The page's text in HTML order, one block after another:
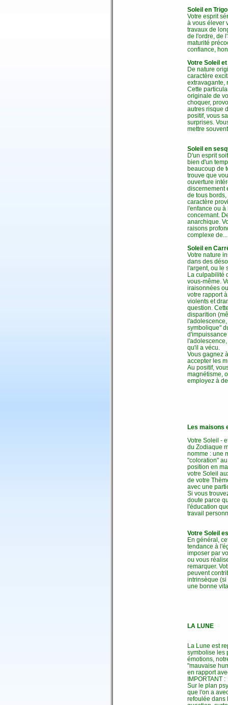
Soleil en
Votre esprit
à vous élever
travaux de
de l'ordre, de
maturité
confiance,
Votre Soleil
De nature
caractère
extravagante,
Cette
originale de
choquer,
autres risque
positif, vous
surprises.
mettre
Soleil en
D'un esprit
bien d'un
beaucoup de
trouve que
ouverture
discernement
de tous
caractère
l'enfance ou à
concernant.
anarchique.
raisons
complexe
Soleil en
Votre nature
dans des
l'argent, ou le
La culpabilité
vous-même.
iraisonnées
votre rapport
violents et
question.
disparition
symbolique"
qu'il a vécu.
Vous gagnez
accepter les
Au positif,
magnétisme,
employez à
Les maisons
Votre Soleil -
du Zodiaque
nomme : une
"coloration"
position en
votre Soleil
de votre
avec une
Si vous
doute parce
l'éducation
travail
Votre Soleil
En général,
tendance à
imposer par
ou vous
remarquer.
peuvent
intrinsèque (si
une bonne
LA LUNE
La Lune est
symbolise les
émotions,
"mauvaise
en rapport
IMPORTANT :
Sur le plan
que l'on a
refoulée dans